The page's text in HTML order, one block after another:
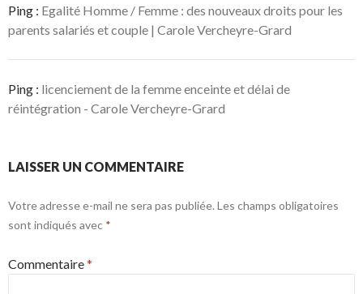
Ping : Egalité Homme / Femme : des nouveaux droits pour les
parents salariés et couple | Carole Vercheyre-Grard
Ping : licenciement de la femme enceinte et délai de
réintégration - Carole Vercheyre-Grard
LAISSER UN COMMENTAIRE
Votre adresse e-mail ne sera pas publiée. Les champs obligatoires
sont indiqués avec *
Commentaire*